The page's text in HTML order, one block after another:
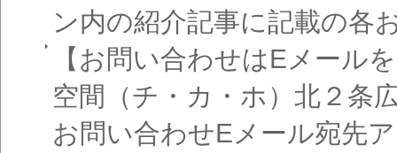
ン内の紹介記事に記載の各
【お問い合わせはEメール
空間（チ・カ・ホ）北２条
お問い合わせEメール宛先